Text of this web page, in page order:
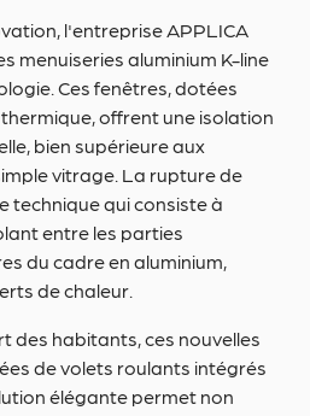
l'entreprise APPLICA
menuiseries aluminium K-line
Ces fenêtres, dotées
offrent une isolation
bien supérieure aux
vitrage. La rupture de
technique qui consiste à
entre les parties
du cadre en aluminium,
de chaleur.
des habitants, ces nouvelles
de volets roulants intégrés
élégante permet non